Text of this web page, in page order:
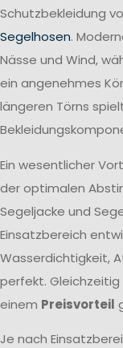
Schutzbekleidung
Segelhosen.
Nässe und Wind,
ein angenehmes
längeren Törns
Ein wesentlicher
der optimalen
Segeljacke und
Einsatzbereich
Wasserdichtigkeit,
perfekt.
einem Preisvorteil
Je nach